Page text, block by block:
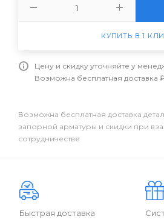
КУПИТЬ В 1
Цену и скидку уточняйте у
Возможна бесплатная доставка ₽
Возможна бесплатная доставка
запорной арматуры и скидки при
сотрудничестве
Быстрая доставка